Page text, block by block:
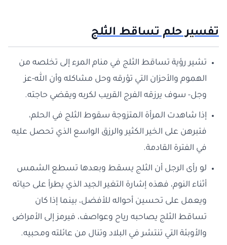
تفسير حلم تساقط الثلج
تشير رؤية تساقط الثلج في منام المرء إلى تخلصه من
الهموم والأحزان التي تؤرقه وحل مشاكله وأن الله-عز
وجل- سوف يرزقه الفرج القريب لكربه ويقضي حاجته.
إذا شاهدت المرأة المتزوجة سقوط الثلج في الحلم،
فتبرهن على الخير الكثير والرزق الواسع الذي تحصل عليه
في الفترة القادمة.
لو رأى الرجل أن الثلج يسقط وبعدها تسطع الشمس
أثناء النوم، فهذه إشارة التغير الجيد الذي يطرأ على حياته
ويعمل على تحسين أحواله للأفضل، بينما إذا كان
تساقط الثلج يصاحبه رياح وعواصف، فيرمز إلى الأمراض
والأوبئة التي تنتشر في البلاد وتنال من عائلته ومحبيه.